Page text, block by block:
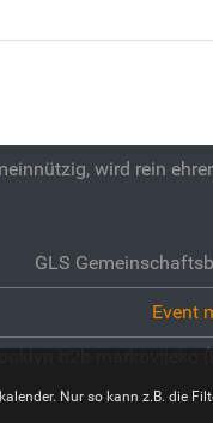
wird rein
GLS
Event
b2b markovijeko
Nur so kann z.B. die